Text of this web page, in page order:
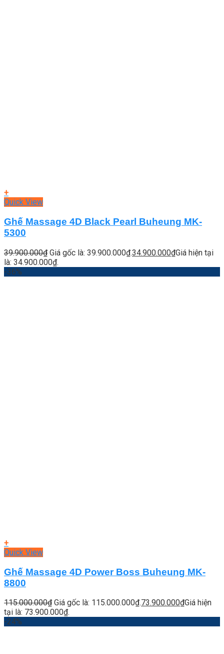
+
Quick View
Ghế Massage 4D Black Pearl Buheung MK-
5300
39.900.000₫ Giá gốc là: 39.900.000₫.34.900.000₫Giá hiện tại
là: 34.900.000₫.
-36%
+
Quick View
Ghế Massage 4D Power Boss Buheung MK-
8800
115.000.000₫ Giá gốc là: 115.000.000₫.73.900.000₫Giá hiện
tại là: 73.900.000₫.
-24%